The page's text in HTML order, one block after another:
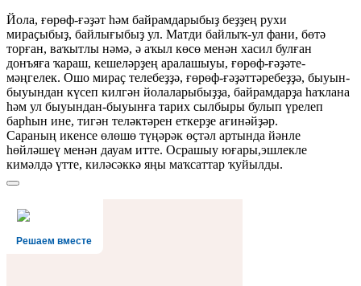
Йола, ғөрөф-ғәҙәт һәм байрамдарыбыҙ беҙҙең рухи
мираҫыбыҙ, байлығыбыҙ ул. Матди байлыҡ-ул фани, бөтә
торған, ваҡытлы нәмә, ә аҡыл көсө менән хасил булған
донъяға ҡараш, кешеләрҙең аралашыуы, ғөрөф-ғәҙәте-
мәңгелек. Ошо мираҫ телебеҙҙә, ғөрөф-ғәҙәттәребеҙҙә, быуын-
быуындан күсеп килгән йолаларыбыҙҙа, байрамдарҙа һаҡлана
һәм ул быуындан-быуынға тарих сылбыры булып үрелеп
барһын ине, тигән теләктәрен еткерҙе ағинәйҙәр.
Сараның икенсе өлөшө түңәрәк өҫтәл артында йәнле
һөйләшеү менән дауам итте. Осрашыу юғары,эшлекле
кимәлдә үтте, киләсәккә яңы маҡсаттар ҡуйылды.
Решаем вместе